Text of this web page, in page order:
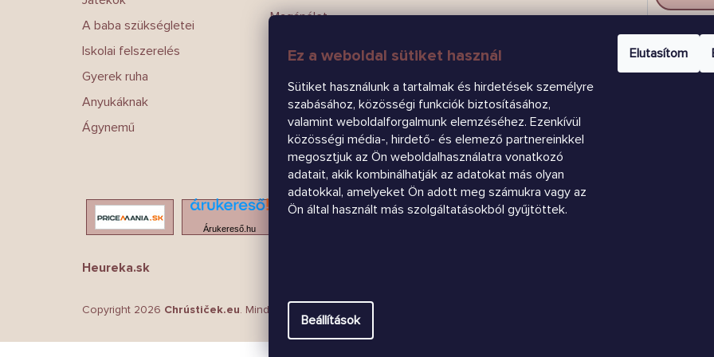
Ez a weboldal sütiket használ
Sütiket használunk a tartalmak és hirdetések személyre
szabásához, közösségi funkciók biztosításához,
valamint weboldalforgalmunk elemzéséhez. Ezenkívül
közösségi média-, hirdető- és elemező partnereinkkel
megosztjuk az Ön weboldalhasználatra vonatkozó
adatait, akik kombinálhatják az adatokat más olyan
adatokkal, amelyeket Ön adott meg számukra vagy az
Ön által használt más szolgáltatásokból gyűjtöttek.
Beállítások
Elutasítom
A baba szükségletei
Iskolai felszerelés
Gyerek ruha
Anyukáknak
Ágynemű
Magánélet
Heureka.sk
Árukereső.hu
Copyright 2026 Chrústiček.eu. Minden jog fenntartva.